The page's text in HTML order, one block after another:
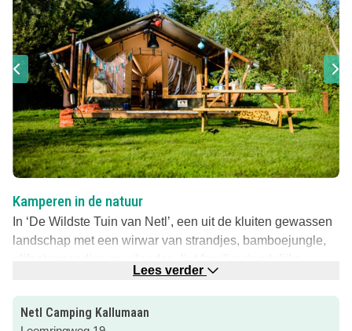
Kamperen in de natuur
In ‘De Wildste Tuin van Netl’, een uit de kluiten gewassen
landschap met een wirwar van strandjes, bamboejungle,
Camping Kallumaan. Hier overnacht en recreëer je
midden in de natuur; een heerlijke plek in het groen van de
Noordoostpolder!
Lees verder
Netl Camping Kallumaan